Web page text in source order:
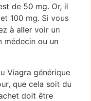
de 50 mg. Or, il
100 mg. Si vous
à aller voir un
médecin ou un
Viagra générique
que cela soit du
doit être